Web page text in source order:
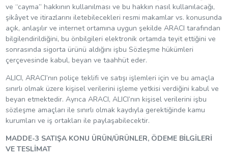
ve “cayma” hakkının kullanılması ve bu hakkın nasıl kullanılacağı,
şikâyet ve itirazlarını iletebilecekleri resmi makamlar vs. konusunda
açık, anlaşılır ve internet ortamına uygun şekilde ARACI tarafından
bilgilendirildiğini, bu önbilgileri elektronik ortamda teyit ettiğini ve
sonrasında sigorta ürünü aldığını işbu Sözleşme hükümleri
çerçevesinde kabul, beyan ve taahhüt eder.
ALICI, ARACI’nın poliçe teklifi ve satışı işlemleri için ve bu amaçla
sınırlı olmak üzere kişisel verilerini işleme yetkisi verdiğini kabul ve
beyan etmektedir. Ayrıca ARACI, ALICI’nın kişisel verilerini işbu
sözleşme amaçları ile sınırlı olmak kaydıyla gerektiğinde kamu
kurumları ve iş ortakları ile paylaşabilecektir.
MADDE-3 SATIŞA KONU ÜRÜN/ÜRÜNLER, ÖDEME BİLGİLERİ
VE TESLİMAT